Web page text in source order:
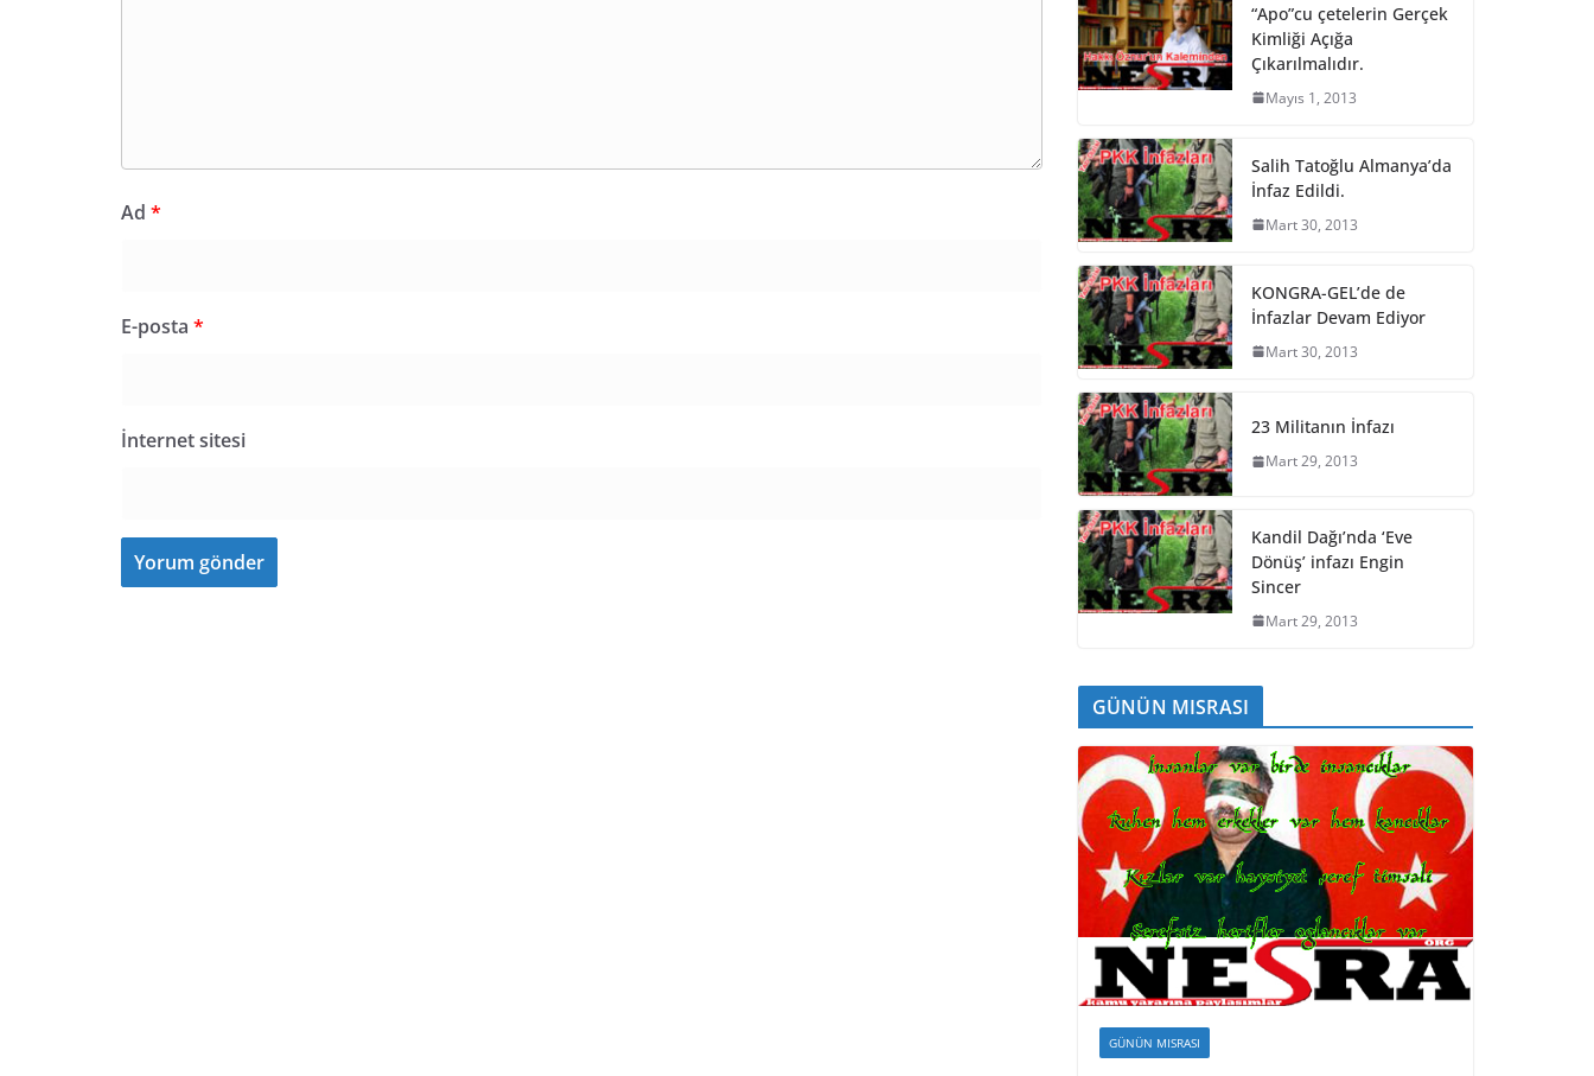
Ad *
E-posta *
İnternet sitesi
“Apo”cu çetelerin Gerçek
Kimliği Açığa
Çıkarılmalıdır.
Mayıs 1, 2013
Salih Tatoğlu Almanya’da
İnfaz Edildi.
Mart 30, 2013
KONGRA-GEL’de de
İnfazlar Devam Ediyor
Mart 30, 2013
23 Militanın İnfazı
Mart 29, 2013
Kandil Dağı’nda ‘Eve
Dönüş’ infazı Engin
Sincer
Mart 29, 2013
GÜNÜN MISRASI
GÜNÜN MISRASI